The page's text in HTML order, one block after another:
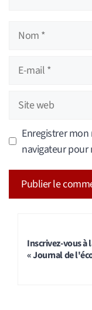
Nom
Site
web
Enregistrer
navigateur
Inscrivez-vous à
« Journal de